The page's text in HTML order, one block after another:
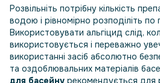
Розвільніть потрібну кількість
водою і рівномірно розподіліть
Використовувати альгіцид слід,
використовується і переважно
використанні засіб абсолютно
та оздоблювальних матеріалів
для басейну рекомендується для